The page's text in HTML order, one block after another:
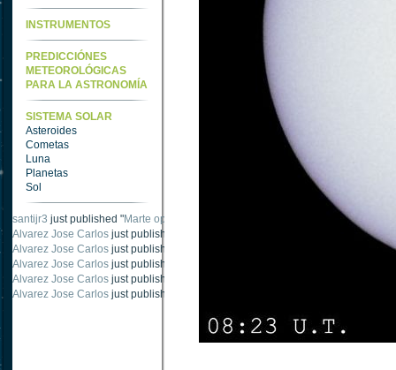
INSTRUMENTOS
PREDICCIÓNES
METEOROLÓGICAS
PARA LA ASTRONOMÍA
SISTEMA SOLAR
Asteroides
Cometas
Luna
Planetas
Sol
santijr3 just published "Marte oposición 2020
Alvarez Jose Carlos just published "
Alvarez Jose Carlos just published "
Alvarez Jose Carlos just published "
Alvarez Jose Carlos just published "
Alvarez Jose Carlos just published "